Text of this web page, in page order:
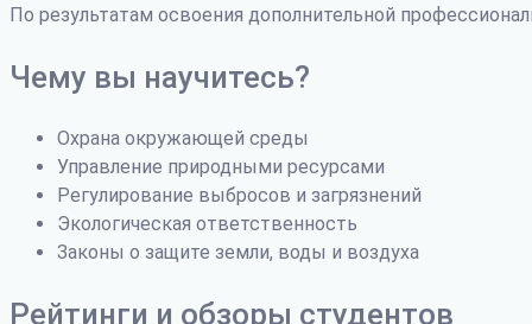
По результатам освоения дополнительной
Чему вы научитесь?
Охрана окружающей среды
Управление природными ресурсами
Регулирование выбросов и загрязнений
Экологическая ответственность
Законы о защите земли, воды и воздуха
Рейтинги и обзоры студентов